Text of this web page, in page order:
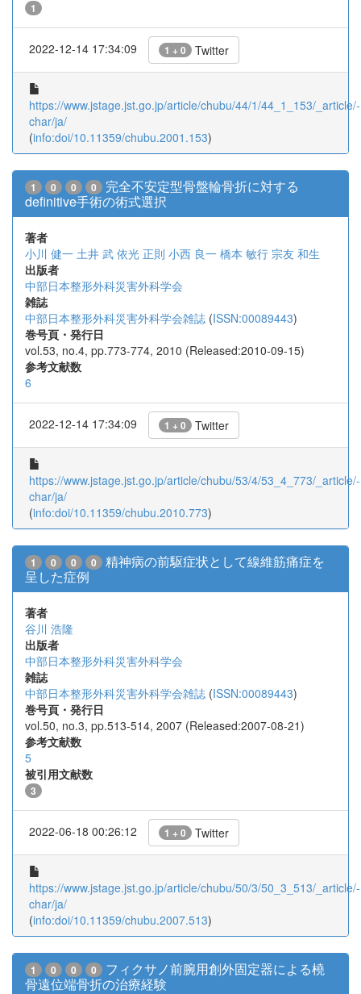
1
2022-12-14 17:34:09 1 + 0 Twitter
https://www.jstage.jst.go.jp/article/chubu/44/1/44_1_153/_article/-
char/ja/
(info:doi/10.11359/chubu.2001.153)
1 0 0 0
完全不安定型骨盤輪骨折に対する
definitive手術の術式選択
著者
小川 健一 土井 武 依光 正則 小西 良一 橋本 敏行 宗友 和生
出版者
中部日本整形外科災害外科学会
雑誌
中部日本整形外科災害外科学会雑誌 (ISSN:00089443)
巻号頁・発行日
vol.53, no.4, pp.773-774, 2010 (Released:2010-09-15)
参考文献数
6
2022-12-14 17:34:09 1 + 0 Twitter
https://www.jstage.jst.go.jp/article/chubu/53/4/53_4_773/_article/-
char/ja/
(info:doi/10.11359/chubu.2010.773)
1 0 0 0
精神病の前駆症状として線維筋痛症を
呈した症例
著者
谷川 浩隆
出版者
中部日本整形外科災害外科学会
雑誌
中部日本整形外科災害外科学会雑誌 (ISSN:00089443)
巻号頁・発行日
vol.50, no.3, pp.513-514, 2007 (Released:2007-08-21)
参考文献数
5
被引用文献数
3
2022-06-18 00:26:12 1 + 0 Twitter
https://www.jstage.jst.go.jp/article/chubu/50/3/50_3_513/_article/-
char/ja/
(info:doi/10.11359/chubu.2007.513)
1 0 0 0
フィクサノ前腕用創外固定器による橈
骨遠位端骨折の治療経験